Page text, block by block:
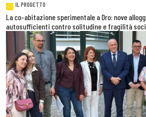
IL PROGETTO
La co-abitazione sperimentale a Dro: nove
autosufficienti contro solitudine e fragilità